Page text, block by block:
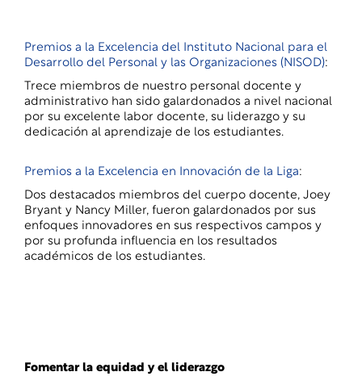
Premios a la Excelencia del Instituto Nacional para el
Desarrollo del Personal y las Organizaciones (NISOD):
Trece miembros de nuestro personal docente y
administrativo han sido galardonados a nivel nacional
por su excelente labor docente, su liderazgo y su
dedicación al aprendizaje de los estudiantes.
Premios a la Excelencia en Innovación de la Liga:
Dos destacados miembros del cuerpo docente, Joey
Bryant y Nancy Miller, fueron galardonados por sus
enfoques innovadores en sus respectivos campos y
por su profunda influencia en los resultados
académicos de los estudiantes.
Fomentar la equidad y el liderazgo